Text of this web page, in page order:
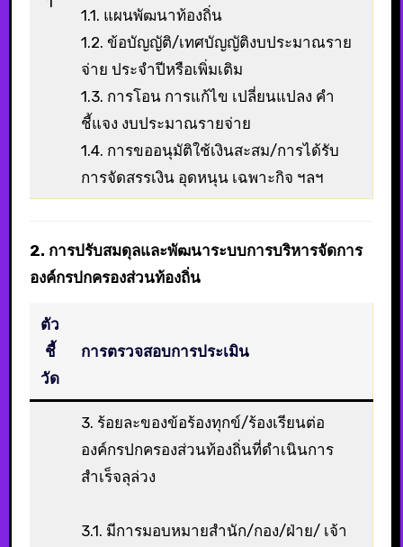
1.1. แผนพัฒนาท้องถิ่น
1.2. ข้อบัญญัติ/เทศบัญญัติงบประมาณราย
จ่าย ประจำปีหรือเพิ่มเติม
1.3. การโอน การแก้ไข เปลี่ยนแปลง คำ
ชี้แจง งบประมาณรายจ่าย
1.4. การขออนุมัติใช้เงินสะสม/การได้รับ
การจัดสรรเงิน อุดหนุน เฉพาะกิจ ฯลฯ
2. การปรับสมดุลและพัฒนาระบบการบริหารจัดการ
องค์กรปกครองส่วนท้องถิ่น
ตัว
ชี้
วัด
การตรวจสอบการประเมิน
3. ร้อยละของข้อร้องทุกข์/ร้องเรียนต่อ
องค์กรปกครองส่วนท้องถิ่นที่ดำเนินการ
สำเร็จลุล่วง
3.1. มีการมอบหมายสำนัก/กอง/ฝ่าย/ เจ้า